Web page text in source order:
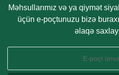
Məhsullarımız və ya qiymət
üçün e-poçtunuzu bizə
əlaqə